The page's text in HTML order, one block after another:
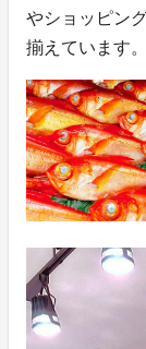
やショッピン
揃えています。